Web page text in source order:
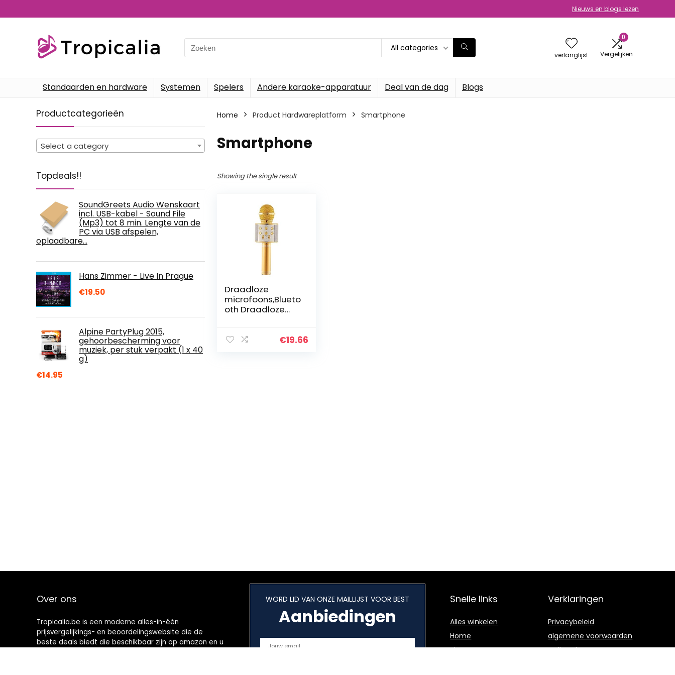
Nieuws en blogs lezen
Search
for:
All categories
verlanglijst
0
Vergelijken
Standaarden en hardware Systemen Spelers Andere karaoke-apparatuur Deal van de dag Blogs
Productcategorieën
Select a category
Topdeals!!
SoundGreets Audio Wenskaart
incl. USB-kabel - Sound File
(Mp3) tot 8 min. Lengte van de
PC via USB afspelen,
oplaadbare…
Hans Zimmer - Live In Prague
€19.50
Alpine PartyPlug 2015,
gehoorbescherming voor
muziek, per stuk verpakt (1 x 40
g)
€14.95
Home Product Hardwareplatform ‎Smartphone
‎Smartphone
Showing the single result
Draadloze
microfoons,Blueto
oth Draadloze
Microfoon USB
€19.66
Over ons
Tropicalia.be is een moderne alles-in-één
prijsvergelijkings- en beoordelingswebsite die de
beste deals biedt die beschikbaar zijn op amazon en u
WORD LID VAN ONZE MAILLIJST VOOR BEST
Aanbiedingen
Snelle links
Alles winkelen
Home
Blogs
Verklaringen
Privacybeleid
algemene voorwaarden
Gelieerde